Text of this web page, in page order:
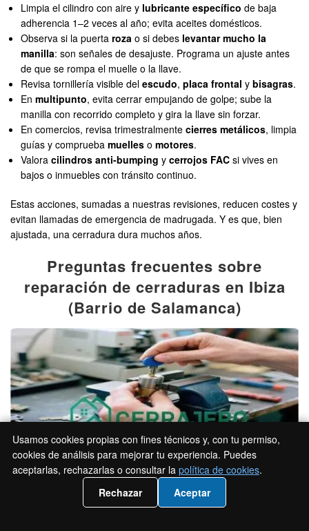
Limpia el cilindro con aire y lubricante específico de baja
adherencia 1–2 veces al año; evita aceites domésticos.
Observa si la puertaroza o si debes levantar mucho la
manilla: son señales de desajuste. Programa un ajuste antes
de que se rompa el muelle o la llave.
Revisa tornillería visible delescudo,placa frontal ybisagras.
Enmultipunto, evita cerrar empujando de golpe; sube la
manilla con recorrido completo y gira la llave sin forzar.
En comercios, revisa trimestralmentecierres metálicos, limpia
guías y compruebamuelles omotores.
Valoracilindros anti-bumping ycerrojos FAC si vives en
bajos o inmuebles con tránsito continuo.
Estas acciones, sumadas a nuestras revisiones, reducen costes y
evitan llamadas de emergencia de madrugada. Y es que, bien
ajustada, una cerradura dura muchos años.
Preguntas frecuentes sobre
reparación de cerraduras en Ibiza
(Barrio de Salamanca)
📲 Llámanos 919933024
Usamos cookies propias con fines técnicos y, con tu permiso,
cookies de análisis para mejorar tu experiencia. Puedes
aceptarlas, rechazarlas o consultar la política de cookies.
Rechazar
Aceptar